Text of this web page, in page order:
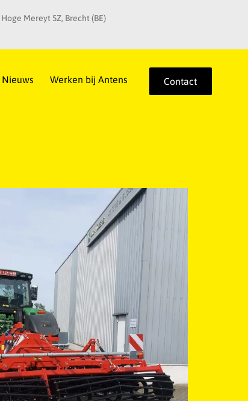
Hoge Mereyt 5Z, Brecht (BE)
Nieuws Werken bij Antens Contact